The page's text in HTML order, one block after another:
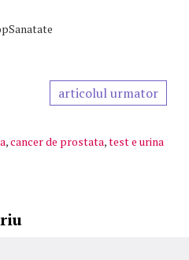
articolul urmator
,cancer de prostata,test e urina